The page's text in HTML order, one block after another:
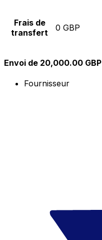
Frais de
transfert
0 GBP
Envoi de 20,000.00 GBP
Fournisseur